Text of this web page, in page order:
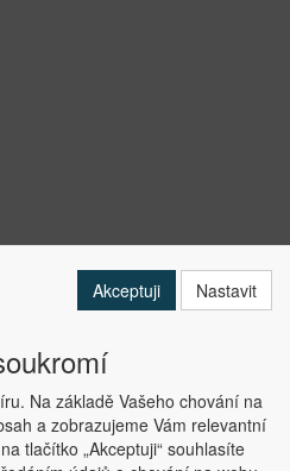
Software a.s. 2019
Akceptuji Nastavit
Na základě Vašeho chování na
a zobrazujeme Vám relevantní
tlačítko „Akceptuji“ souhlasíte